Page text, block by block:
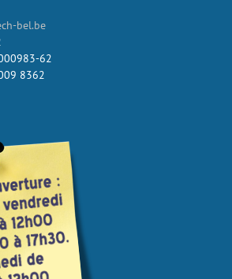
bel.be
62
8362